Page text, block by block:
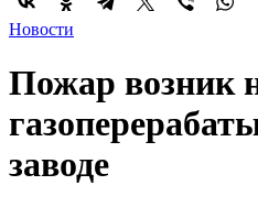
Новости
Пожар возник
заводе